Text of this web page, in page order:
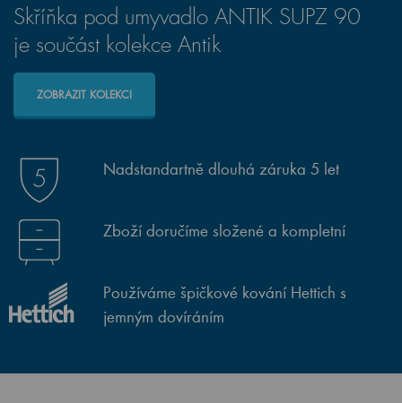
Skříňka pod umyvadlo ANTIK SUPZ 90
je součást kolekce Antik
ZOBRAZIT KOLEKCI
Nadstandartně dlouhá záruka 5 let
Zboží doručíme složené a kompletní
Používáme špičkové kování Hettich s
jemným dovíráním